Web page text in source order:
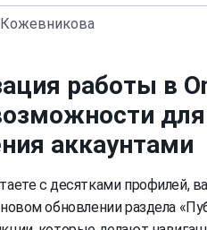
работы в
для
аккаунтами
с десятками профилей,
обновлении раздела